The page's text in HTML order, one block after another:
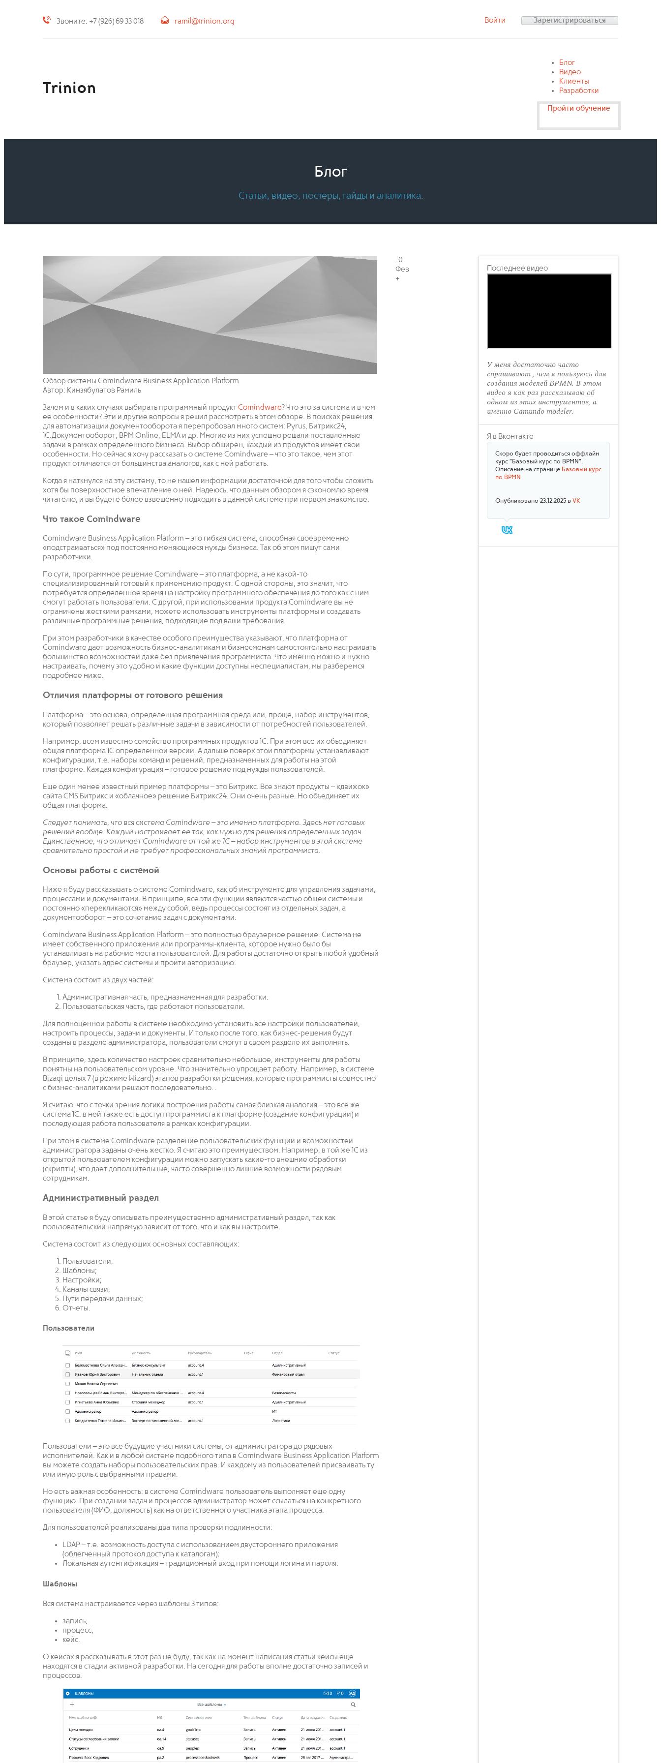
Звоните: +7 (926) 69 33 018 ramil@trinion.org Войти Зарегистрироваться
Trinion
Блог
Видео
Клиенты
Разработки
Пройти обучение
Блог
Статьи, видео, постеры, гайды и аналитика.
Обзор системы Comindware Business Application Platform
Автор: Кинзябулатов Рамиль
Зачем и в каких случаях выбирать программный продуктComindware? Что это за система и в чем
ее особенности? Эти и другие вопросы я решил рассмотреть в этом обзоре. В поисках решения
для автоматизации документооборота я перепробовал много систем: Pyrus, Битрикс24,
1С.Документооборот, BPM Online, ELMA и др. Многие из них успешно решали поставленные
задачи в рамках определенного бизнеса. Выбор обширен, каждый из продуктов имеет свои
особенности. Но сейчас я хочу рассказать о системе Comindware – что это такое, чем этот
продукт отличается от большинства аналогов, как с ней работать.
Когда я наткнулся на эту систему, то не нашел информации достаточной для того чтобы сложить
хотя бы поверхностное впечатление о ней. Надеюсь, что данным обзором я сэкономлю время
читателю, и вы будете более взвешенно подходить в данной системе при первом знакомстве.
Что такое Comindware
Comindware Business Application Platform – это гибкая система, способная своевременно
«подстраиваться» под постоянно меняющиеся нужды бизнеса. Так об этом пишут сами
разработчики.
По сути, программное решение Comindware – это платформа, а не какой-то
специализированный готовый к применению продукт. С одной стороны, это значит, что
потребуется определенное время на настройку программного обеспечения до того как с ним
смогут работать пользователи. С другой, при использовании продукта Comindware вы не
ограничены жесткими рамками, можете использовать инструменты платформы и создавать
различные программные решения, подходящие под ваши требования.
При этом разработчики в качестве особого преимущества указывают, что платформа от
Comindware дает возможность бизнес-аналитикам и бизнесменам самостоятельно настраивать
большинство возможностей даже без привлечения программиста. Что именно можно и нужно
настраивать, почему это удобно и какие функции доступны неспециалистам, мы разберемся
подробнее ниже.
Отличия платформы от готового решения
Платформа – это основа, определенная программная среда или, проще, набор инструментов,
который позволяет решать различные задачи в зависимости от потребностей пользователей.
Например, всем известно семейство программных продуктов 1С. При этом все их объединяет
общая платформа 1С определенной версии. А дальше поверх этой платформы устанавливают
конфигурации, т.е. наборы команд и решений, предназначенных для работы на этой
платформе. Каждая конфигурация – готовое решение под нужды пользователей.
Еще один менее известный пример платформы – это Битрикс. Все знают продукты – «движок»
сайта CMS Битрикс и «облачное» решение Битрикс24. Они очень разные. Но объединяет их
общая платформа.
Следует понимать, что вся система Comindware – это именно платформа. Здесь нет готовых
решений вообще. Каждый настраивает ее так, как нужно для решения определенных задач.
Единственное, что отличает Comindware от той же 1С – набор инструментов в этой системе
сравнительно простой и не требует профессиональных знаний программиста.
Основы работы с системой
Ниже я буду рассказывать о системе Comindware, как об инструменте для управления задачами,
процессами и документами. В принципе, все эти функции являются частью общей системы и
постоянно «перекликаются» между собой, ведь процессы состоят из отдельных задач, а
документооборот – это сочетание задач с документами.
Comindware Business Application Platform – это полностью браузерное решение. Система не
имеет собственного приложения или программы-клиента, которое нужно было бы
устанавливать на рабочие места пользователей. Для работы достаточно открыть любой удобный
браузер, указать адрес системы и пройти авторизацию.
Система состоит из двух частей:
Административная часть, предназначенная для разработки.
Пользовательская часть, где работают пользователи.
Для полноценной работы в системе необходимо установить все настройки пользователей,
настроить процессы, задачи и документы. И только после того, как бизнес-решения будут
созданы в разделе администратора, пользователи смогут в своем разделе их выполнять.
В принципе, здесь количество настроек сравнительно небольшое, инструменты для работы
понятны на пользовательском уровне. Что значительно упрощает работу. Например, в системе
Bizagi целых 7 (в режиме Wizard) этапов разработки решения, которые программисты совместно
с бизнес-аналитиками решают последовательно. .
Я считаю, что с точки зрения логики построения работы самая близкая аналогия – это все же
система 1С: в ней также есть доступ программиста к платформе (создание конфигурации) и
последующая работа пользователя в рамках конфигурации.
При этом в системе Comindware разделение пользовательских функций и возможностей
администратора заданы очень жестко. Я считаю это преимуществом. Например, в той же 1С из
открытой пользователем конфигурации можно запускать какие-то внешние обработки
(скрипты), что дает дополнительные, часто совершенно лишние возможности рядовым
сотрудникам.
Административный раздел
В этой статье я буду описывать преимущественно административный раздел, так как
пользовательский напрямую зависит от того, что и как вы настроите.
Система состоит из следующих основных составляющих:
Пользователи;
Шаблоны;
Настройки;
Каналы связи;
Пути передачи данных;
Отчеты.
Пользователи
Пользователи – это все будущие участники системы, от администратора до рядовых
исполнителей. Как и в любой системе подобного типа в Comindware Business Application Platform
вы можете создать наборы пользовательских прав. И каждому из пользователей присваивать ту
или иную роль с выбранными правами.
Но есть важная особенность: в системе Comindware пользователь выполняет еще одну
функцию. При создании задач и процессов администратор может ссылаться на конкретного
пользователя (ФИО, должность) как на ответственного участника этапа процесса.
Для пользователей реализованы два типа проверки подлинности:
LDAP – т.е. возможность доступа с использованием двустороннего приложения
(облегченный протокол доступа к каталогам);
Локальная аутентификация – традиционный вход при помощи логина и пароля.
Шаблоны
Вся система настраивается через шаблоны 3 типов:
запись,
процесс,
кейс.
О кейсах я рассказывать в этот раз не буду, так как на момент написания статьи кейсы еще
находятся в стадии активной разработки. На сегодня для работы вполне достаточно записей и
процессов.
-0
Фев
+
Последнее видео
У меня достаточно часто
спрашивают , чем я пользуюсь для
создания моделей BPMN. В этом
видео я как раз рассказываю об
одном из этих инструментов, а
именно Camundo modeler.
Я в Вконтакте
Скоро будет проводиться оффлайн
курс "Базовый курс по BPMN".
Описание на странице Базовый курс
по BPMN
Опубликовано 23.12.2025 в VK